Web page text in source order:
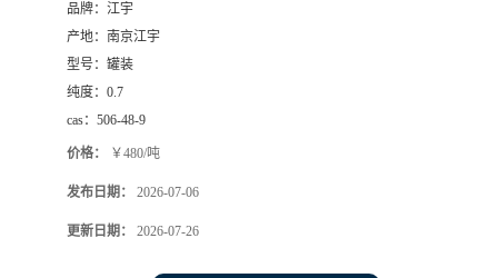
品牌： 江宇
产地： 南京江宇
型号： 罐装
纯度： 0.7
cas： 506-48-9
价格： ￥480/吨
发布日期： 2026-07-06
更新日期： 2026-07-26